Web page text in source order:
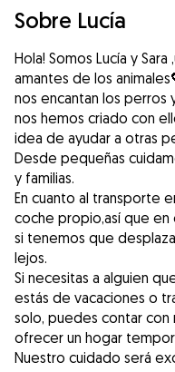
Sobre Lucía
Hola! Somos Lucía y
amantes de los
nos encantan los perros
nos hemos criado con
idea de ayudar a otras
Desde pequeñas
y familias.
En cuanto al transporte
coche propio,así que
si tenemos que
lejos.
Si necesitas a alguien
estás de vacaciones o
solo, puedes contar con
ofrecer un hogar
Nuestro cuidado será